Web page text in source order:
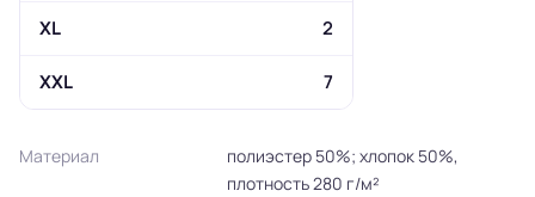
XL 2
XXL 7
Материал
полиэстер 50%; хлопок 50%,
плотность 280 г/м²